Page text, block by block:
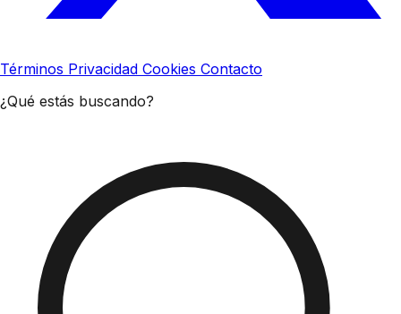
Términos Privacidad Cookies Contacto
¿Qué estás buscando?